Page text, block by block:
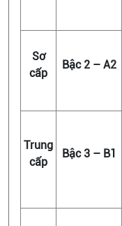
Sơ
cấp
Bậc 2 – A2
Trung
cấp
Bậc 3 – B1